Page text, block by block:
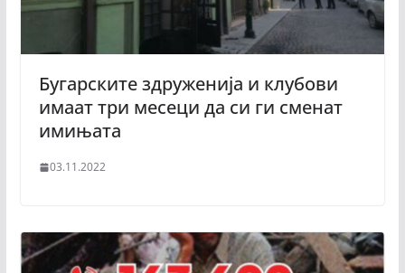
Бугарските здруженија и клубови
имаат три месеци да си ги сменат
имињата
03.11.2022